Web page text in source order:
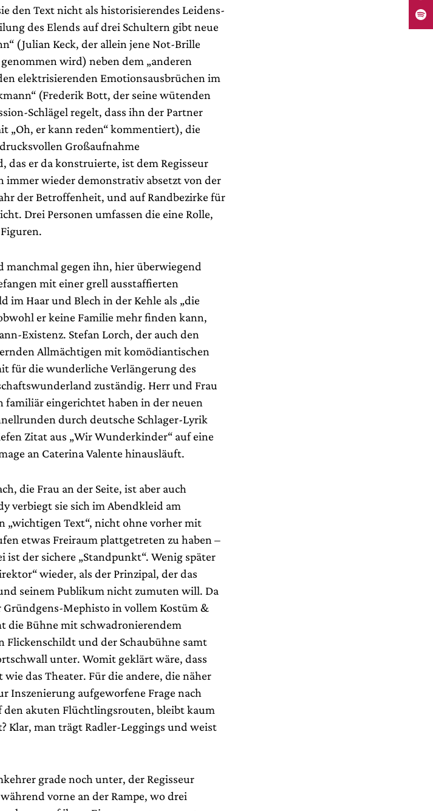
den Text nicht als historisierendes Leidens-
des Elends auf drei Schultern gibt neue
(Julian Keck, der allein jene Not-Brille
wird) neben dem „anderen
elektrisierenden Emotionsausbrüchen im
(Frederik Bott, der seine wütenden
Schlägel regelt, dass ihn der Partner
„Oh, er kann reden“ kommentiert), die
Großaufnahme
das er da konstruierte, ist dem Regisseur
immer wieder demonstrativ absetzt von der
der Betroffenheit, und auf Randbezirke für
Drei Personen umfassen die eine Rolle,
manchmal gegen ihn, hier überwiegend
mit einer grell ausstaffierten
im Haar und Blech in der Kehle als „die
er keine Familie mehr finden kann,
Existenz. Stefan Lorch, der auch den
Allmächtigen mit komödiantischen
für die wunderliche Verlängerung des
zuständig. Herr und Frau
familiär eingerichtet haben in der neuen
durch deutsche Schlager-Lyrik
Zitat aus „Wir Wunderkinder“ auf eine
an Caterina Valente hinausläuft.
die Frau an der Seite, ist aber auch
verbiegt sie sich im Abendkleid am
Text“, nicht ohne vorher mit
etwas Freiraum plattgetreten zu haben –
ist der sichere „Standpunkt“. Wenig später
wieder, als der Prinzipal, der das
seinem Publikum nicht zumuten will. Da
Gründgens-Mephisto in vollem Kostüm &
die Bühne mit schwadronierendem
Flickenschildt und der Schaubühne samt
unter. Womit geklärt wäre, dass
das Theater. Für die andere, die näher
Inszenierung aufgeworfene Frage nach
den akuten Flüchtlingsrouten, bleibt kaum
Klar, man trägt Radler-Leggings und weist
grade noch unter, der Regisseur
vorne an der Rampe, wo drei